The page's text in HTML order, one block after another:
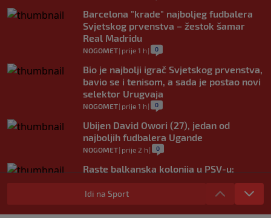
Barcelona "krade" najboljeg fudbalera
Svjetskog prvenstva – žestok šamar
Real Madridu
NOGOMET| prije 1 h | 0
Bio je najbolji igrač Svjetskog prvenstva,
bavio se i tenisom, a sada je postao novi
selektor Urugvaja
NOGOMET| prije 1 h | 0
Ubijen David Owori (27), jedan od
najboljih fudbalera Ugande
NOGOMET| prije 2 h | 0
Raste balkanska kolonija u PSV-u:
Reprezentativac Srbije stigao kod
Perišića i Bajraktarevića
Idi na Sport